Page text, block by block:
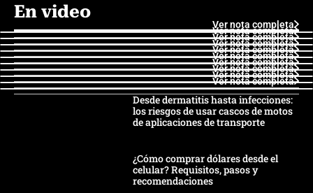
En video
Ver nota completa
Ver nota completa
Ver nota completa
Ver nota completa
Ver nota completa
Ver nota completa
Ver nota completa
Ver nota completa
Ver nota completa
Ver nota completa
Desde dermatitis hasta infecciones:
los riesgos de usar cascos de motos
de aplicaciones de transporte
¿Cómo comprar dólares desde el
celular? Requisitos, pasos y
recomendaciones